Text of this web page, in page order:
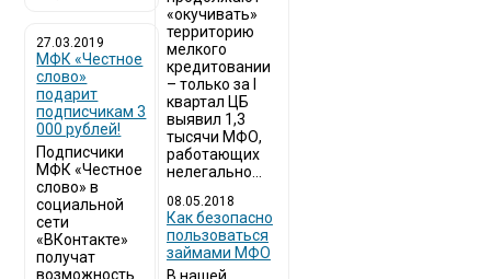
27.03.2019
МФК «Честное
слово»
подарит
подписчикам 3
000 рублей!
Подписчики
МФК «Честное
слово» в
социальной
сети
«ВКонтакте»
получат
возможность
«окучивать»
территорию
мелкого
кредитовании
– только за I
квартал ЦБ
выявил 1,3
тысячи МФО,
работающих
нелегально...
08.05.2018
Как безопасно
пользоваться
займами МФО